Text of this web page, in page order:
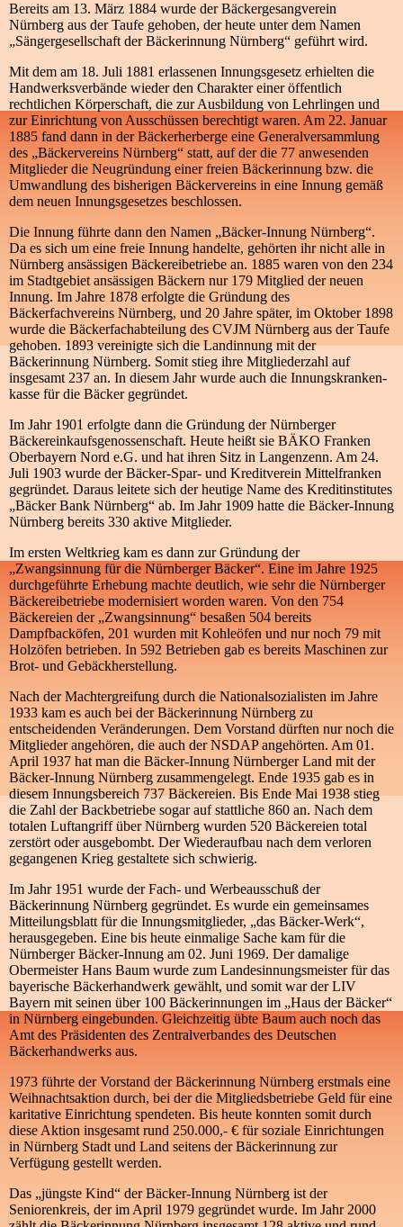
Bereits am 13. März 1884 wurde der Bäckergesangverein
Nürnberg aus der Taufe gehoben, der heute unter dem Namen
„Sängergesellschaft der Bäckerinnung Nürnberg“ geführt wird.
Mit dem am 18. Juli 1881 erlassenen Innungsgesetz erhielten die
Handwerksverbände wieder den Charakter einer öffentlich
rechtlichen Körperschaft, die zur Ausbildung von Lehrlingen und
zur Einrichtung von Ausschüssen berechtigt waren. Am 22. Januar
1885 fand dann in der Bäckerherberge eine Generalversammlung
des „Bäckervereins Nürnberg“ statt, auf der die 77 anwesenden
Mitglieder die Neugründung einer freien Bäckerinnung bzw. die
Umwandlung des bisherigen Bäckervereins in eine Innung gemäß
dem neuen Innungsgesetzes beschlossen.
Die Innung führte dann den Namen „Bäcker-Innung Nürnberg“.
Da es sich um eine freie Innung handelte, gehörten ihr nicht alle in
Nürnberg ansässigen Bäckereibetriebe an. 1885 waren von den 234
im Stadtgebiet ansässigen Bäckern nur 179 Mitglied der neuen
Innung. Im Jahre 1878 erfolgte die Gründung des
Bäckerfachvereins Nürnberg, und 20 Jahre später, im Oktober 1898
wurde die Bäckerfachabteilung des CVJM Nürnberg aus der Taufe
gehoben. 1893 vereinigte sich die Landinnung mit der
Bäckerinnung Nürnberg. Somit stieg ihre Mitgliederzahl auf
insgesamt 237 an. In diesem Jahr wurde auch die Innungs­kranken­
kasse für die Bäcker gegründet.
Im Jahr 1901 erfolgte dann die Gründung der Nürnberger
Bäckereinkaufsgenossenschaft. Heute heißt sie BÄKO Franken
Oberbayern Nord e.G. und hat ihren Sitz in Langenzenn. Am 24.
Juli 1903 wurde der Bäcker-Spar- und Kreditverein Mittel­franken
gegründet. Daraus leitete sich der heutige Name des Kreditinstitutes
„Bäcker Bank Nürnberg“ ab. Im Jahr 1909 hatte die Bäcker-Innung
Nürnberg bereits 330 aktive Mitglieder.
Im ersten Weltkrieg kam es dann zur Gründung der
„Zwangsinnung für die Nürnberger Bäcker“. Eine im Jahre 1925
durch­geführte Erhebung machte deutlich, wie sehr die Nürnberger
Bäckereibetriebe modernisiert worden waren. Von den 754
Bäckereien der „Zwangsinnung“ besaßen 504 bereits
Dampfbacköfen, 201 wurden mit Kohleöfen und nur noch 79 mit
Holzöfen betrieben. In 592 Betrieben gab es bereits Maschinen zur
Brot- und Gebäckherstellung.
Nach der Machtergreifung durch die Nationalsozialisten im Jahre
1933 kam es auch bei der Bäckerinnung Nürnberg zu
entscheidenden Veränderungen. Dem Vorstand dürften nur noch die
Mitglieder angehören, die auch der NSDAP angehörten. Am 01.
April 1937 hat man die Bäcker-Innung Nürnberger Land mit der
Bäcker-Innung Nürnberg zusammengelegt. Ende 1935 gab es in
diesem Innungsbereich 737 Bäckereien. Bis Ende Mai 1938 stieg
die Zahl der Backbetriebe sogar auf stattliche 860 an. Nach dem
totalen Luftangriff über Nürnberg wurden 520 Bäckereien total
zerstört oder ausgebombt. Der Wiederaufbau nach dem verloren
gegangenen Krieg gestaltete sich schwierig.
Im Jahr 1951 wurde der Fach- und Werbeausschuß der
Bäckerinnung Nürnberg gegründet. Es wurde ein gemeinsames
Mitteilungsblatt für die Innungsmitglieder, „das Bäcker-Werk“,
herausgegeben. Eine bis heute einmalige Sache kam für die
Nürnberger Bäcker-Innung am 02. Juni 1969. Der damalige
Obermeister Hans Baum wurde zum Landesinnungsmeister für das
bayerische Bäckerhandwerk gewählt, und somit war der LIV
Bayern mit seinen über 100 Bäckerinnungen im „Haus der Bäcker“
in Nürnberg eingebunden. Gleichzeitig übte Baum auch noch das
Amt des Präsidenten des Zentralverbandes des Deutschen
Bäckerhandwerks aus.
1973 führte der Vorstand der Bäckerinnung Nürnberg erstmals eine
Weihnachtsaktion durch, bei der die Mitgliedsbetriebe Geld für eine
karitative Einrichtung spendeten. Bis heute konnten somit durch
diese Aktion insgesamt rund 250.000,- € für soziale Einrichtungen
in Nürnberg Stadt und Land seitens der Bäckerinnung zur
Verfügung gestellt werden.
Das „jüngste Kind“ der Bäcker-Innung Nürnberg ist der
Seniorenkreis, der im April 1979 gegründet wurde. Im Jahr 2000